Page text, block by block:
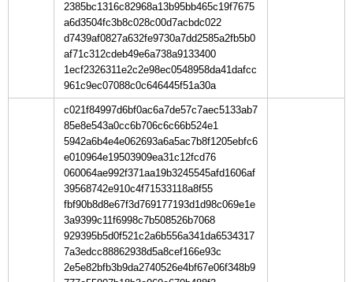
2385bc1316c82968a13b95bb465c19f7675
a6d3504fc3b8c028c00d7acbdc022
d7439af0827a632fe9730a7dd2585a2fb5b0
af71c312cdeb49e6a738a9133400
1ecf2326311e2c2e98ec0548958da41dafcc
961c9ec07088c0c646445f51a30a
c021f84997d6bf0ac6a7de57c7aec5133ab7
85e8e543a0cc6b706c6c66b524e1
5942a6b4e4e062693a6a5ac7b8f1205ebfc6
e010964e19503909ea31c12fcd76
060064ae992f371aa19b3245545afd1606af
39568742e910c4f71533118a8f55
fbf90b8d8e67f3d769177193d1d98c069e1e
3a9399c11f6998c7b508526b7068
929395b5d0f521c2a6b556a341da6534317
7a3edcc88862938d5a8cef166e93c
2e5e82bfb3b9da2740526e4bf67e06f348b9